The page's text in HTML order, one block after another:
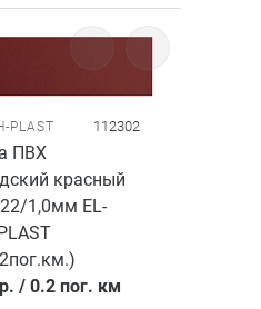
PLAST 112302
ПВХ
красный
1,0мм EL-
р. /0.2 пог. км